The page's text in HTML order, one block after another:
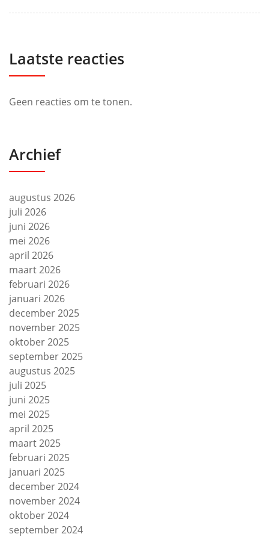
Laatste reacties
Geen reacties om te tonen.
Archief
augustus 2026
juli 2026
juni 2026
mei 2026
april 2026
maart 2026
februari 2026
januari 2026
december 2025
november 2025
oktober 2025
september 2025
augustus 2025
juli 2025
juni 2025
mei 2025
april 2025
maart 2025
februari 2025
januari 2025
december 2024
november 2024
oktober 2024
september 2024